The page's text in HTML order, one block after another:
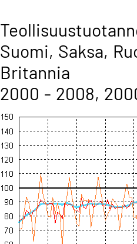
Suomi, Saksa,
Britannia
2000 - 2008,